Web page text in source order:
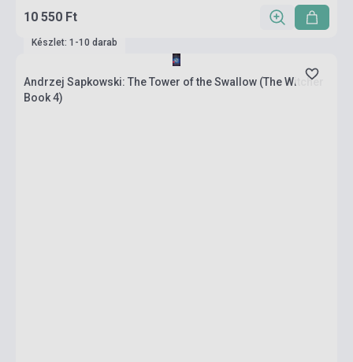
10 550 Ft
Készlet: 1-10 darab
Andrzej Sapkowski: The Tower of the Swallow (The Witcher
Book 4)